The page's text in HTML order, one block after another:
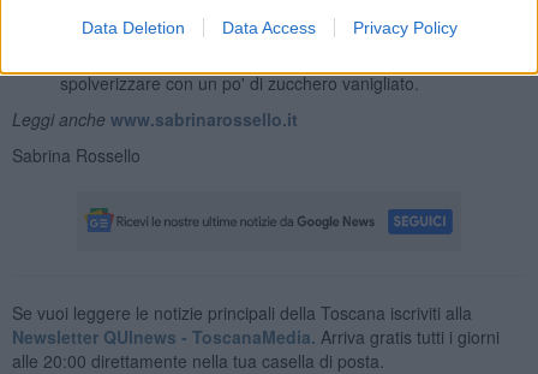
Data Deletion Data Access Privacy Policy
circa 40 minuti a 180°.
spolverizzare con un po' di zucchero vanigliato.
Leggi anche www.sabrinarossello.it
Sabrina Rossello
Se vuoi leggere le notizie principali della Toscana iscriviti alla
Newsletter QUInews - ToscanaMedia. Arriva gratis tutti i giorni
alle 20:00 direttamente nella tua casella di posta.